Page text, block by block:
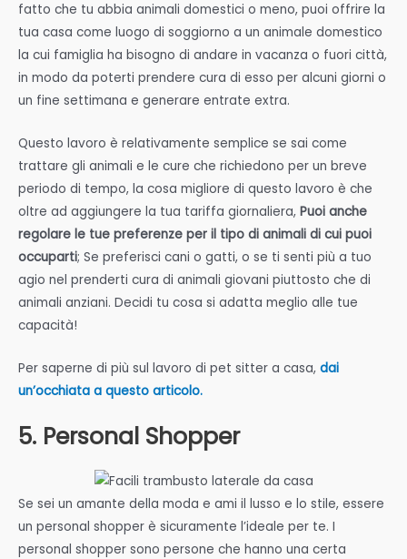
fatto che tu abbia animali domestici o meno, puoi offrire la
tua casa come luogo di soggiorno a un animale domestico
la cui famiglia ha bisogno di andare in vacanza o fuori città,
in modo da poterti prendere cura di esso per alcuni giorni o
un fine settimana e generare entrate extra.
Questo lavoro è relativamente semplice se sai come
trattare gli animali e le cure che richiedono per un breve
periodo di tempo, la cosa migliore di questo lavoro è che
oltre ad aggiungere la tua tariffa giornaliera, Puoi anche
regolare le tue preferenze per il tipo di animali di cui puoi
occuparti; Se preferisci cani o gatti, o se ti senti più a tuo
agio nel prenderti cura di animali giovani piuttosto che di
animali anziani. Decidi tu cosa si adatta meglio alle tue
capacità!
Per saperne di più sul lavoro di pet sitter a casa, dai
un’occhiata a questo articolo.
5. Personal Shopper
Se sei un amante della moda e ami il lusso e lo stile, essere
un personal shopper è sicuramente l’ideale per te. I
personal shopper sono persone che hanno una certa